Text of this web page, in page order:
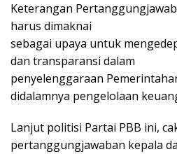
Keterangan
harus dimaknai
sebagai upaya untuk
dan transparansi dalam
penyelenggaraan
didalamnya pengelolaan
Lanjut politisi Partai PBB ini,
pertanggungjawaban kepala